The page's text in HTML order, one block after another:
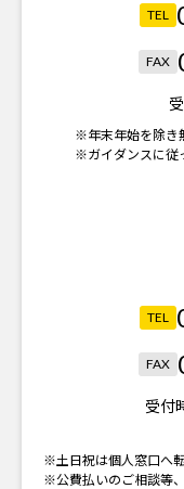
TEL
FAX
※年末年始を除き
※ガイダンスに従
TEL
FAX
受付
※土日祝は個人窓口へ転
※公費払いのご相談等